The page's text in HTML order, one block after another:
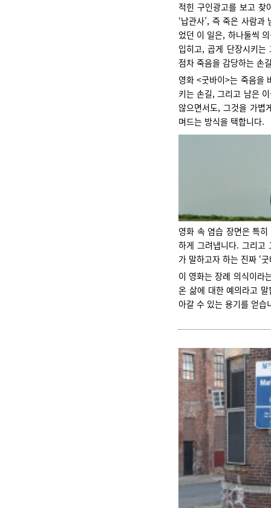
적힌 구인광고를 보고
‘납관사’, 즉 죽은 사람
었던 이 일은, 하나둘씩
입히고, 곱게 단장시키
점차 죽음을 감당하는 손
영화 <굿바이>는 죽음을
키는 손길, 그리고 남은
않으면서도, 그것을 가볍
며드는 방식을 택합니다.
영화 속 염습 장면은 특
하게 그려냅니다. 그리고
가 말하고자 하는 진짜 ‘
이 영화는 장례 의식이라
온 삶에 대한 예의라고
아갈 수 있는 용기를 얻습